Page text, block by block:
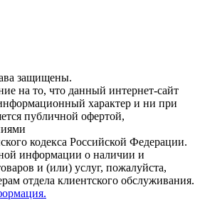
защищены.
на то, что данный интернет-сайт
характер и ни при
публичной офертой,
кодекса Российской Федерации.
информации о наличии и
и (или) услуг, пожалуйста,
отдела клиентского обслуживания.